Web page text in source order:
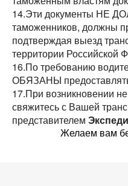
14.Эти документы НЕ
таможенников, должны
подтверждая выезд
территории Российской
16.По требованию
ОБЯЗАНЫ
17.При возникновении
свяжитесь с Вашей
представителем
Желаем вам
Узнать стоимость
Страна загрузки
Разместить
Страна загрузки